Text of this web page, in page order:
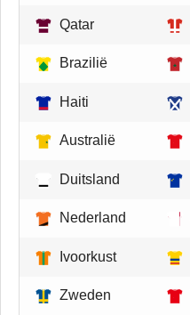
Qatar
Brazilië
Haiti
Australië
Duitsland
Nederland
Ivoorkust
Zweden